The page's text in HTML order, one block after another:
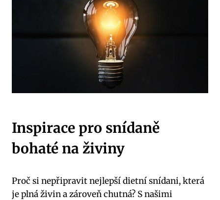
Inspirace pro snídaně
bohaté na živiny
Proč si nepřipravit nejlepší dietní snídani, která
je plná živin a zároveň chutná? S našimi